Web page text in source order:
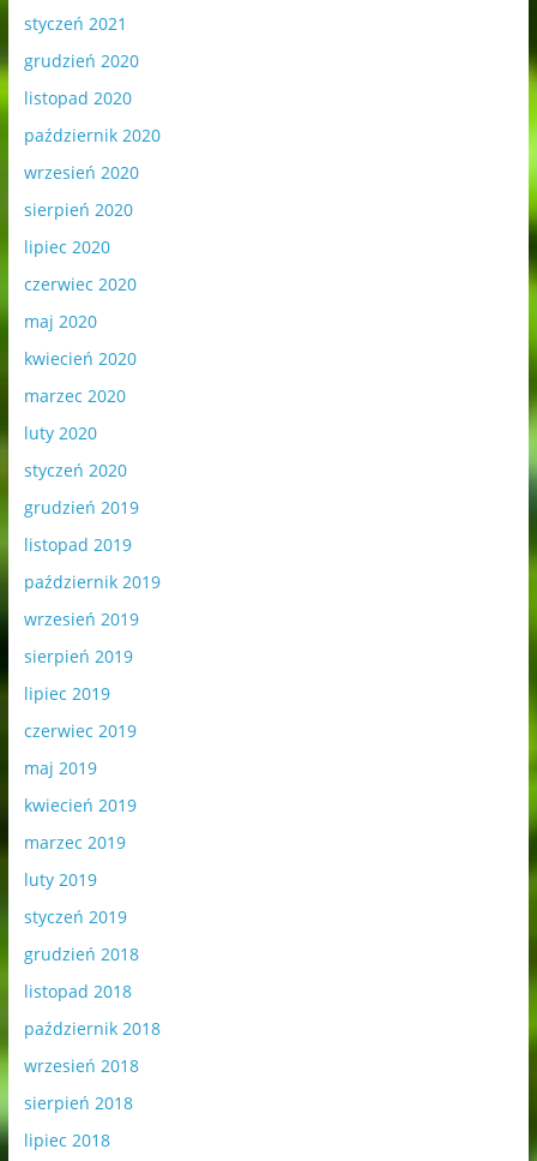
styczeń 2021
grudzień 2020
listopad 2020
październik 2020
wrzesień 2020
sierpień 2020
lipiec 2020
czerwiec 2020
maj 2020
kwiecień 2020
marzec 2020
luty 2020
styczeń 2020
grudzień 2019
listopad 2019
październik 2019
wrzesień 2019
sierpień 2019
lipiec 2019
czerwiec 2019
maj 2019
kwiecień 2019
marzec 2019
luty 2019
styczeń 2019
grudzień 2018
listopad 2018
październik 2018
wrzesień 2018
sierpień 2018
lipiec 2018